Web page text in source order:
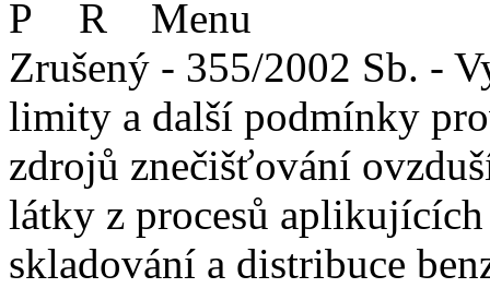
Zrušený - 355/2002 Sb. -
limity a další podmínky
zdrojů znečišťování
látky z procesů
skladování a distribuce